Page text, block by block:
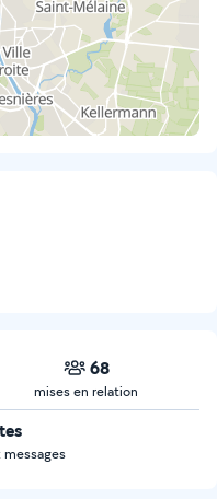
68
mises en relation
messages